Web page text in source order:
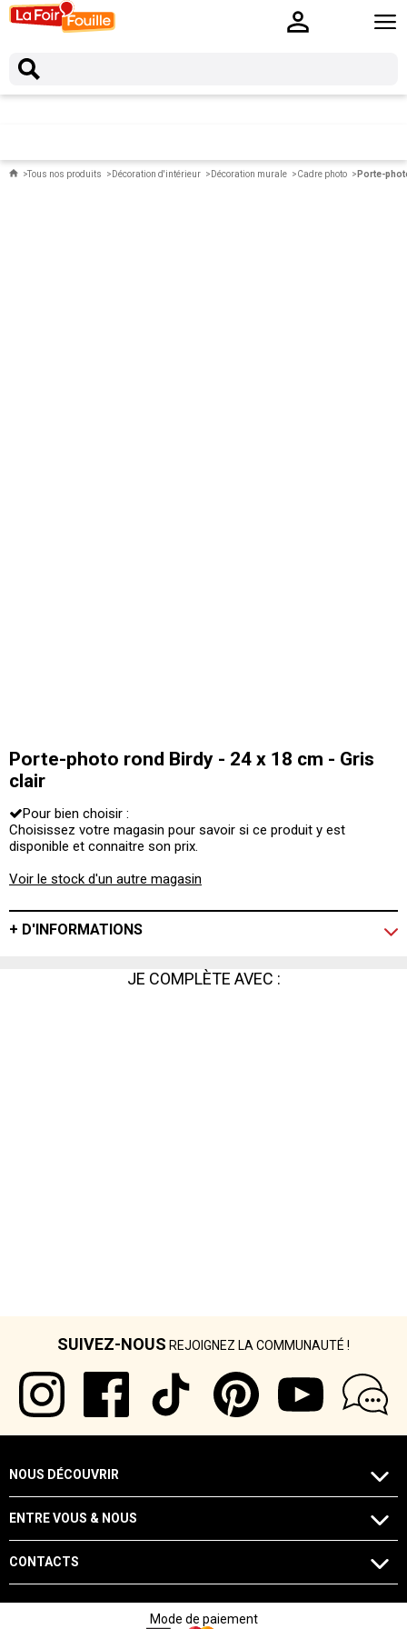
Tous nos produits Décoration d'intérieur Décoration murale Cadre photo Porte-
Porte-photo rond Birdy - 24 x 18 cm - Gris
clair
Pour bien choisir :
Choisissez votre magasin pour savoir si ce produit y est
disponible et connaitre son prix.
Voir le stock d'un autre magasin
+ D'INFORMATIONS
JE COMPLÈTE AVEC :
SUIVEZ-NOUS REJOIGNEZ LA COMMUNAUTÉ !
NOUS DÉCOUVRIR
ENTRE VOUS & NOUS
CONTACTS
Mode de paiement